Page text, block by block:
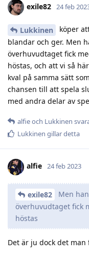
exile82 24 feb
Lukkinen
köper
blandar och ger. Men
överhuvudtaget fick
höstas, och att vi så
kval på samma sätt
chansen till att spela
med andra delar av
alfieoch Lukkinen
Lukkinen gillar detta
alfie 24 feb 2023
exile82
Men
överhuvudtaget fick
höstas
Det är ju dock det